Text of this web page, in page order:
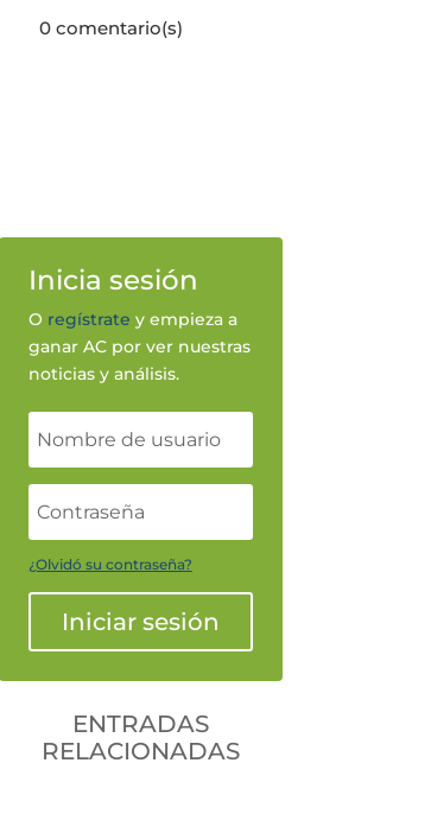
0 comentario(s)
Inicia sesión
O regístrate y empieza a
ganar AC por ver nuestras
noticias y análisis.
¿Olvidó su contraseña?
Iniciar sesión
ENTRADAS
RELACIONADAS